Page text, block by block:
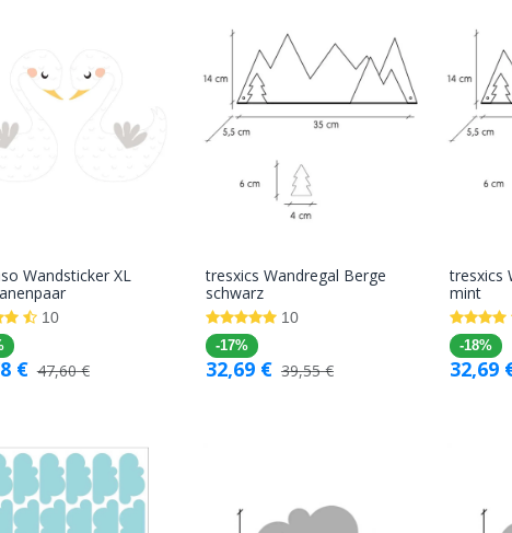
In den
Warenkorb
Wandsticker XL
10
€ 47,60€
In den
Warenkorb
tresxics Wandregal Berge
schwarz
10
-17%
32,69€ 39,55€
tresxics
mint
-18%
32,69